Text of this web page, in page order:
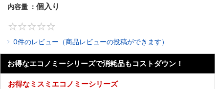
内容量 ： 個入り
0件のレビュー（商品レビューの投稿ができます）
お得なエコノミーシリーズで消耗品もコストダウン！
お得なミスミエコノミーシリーズ